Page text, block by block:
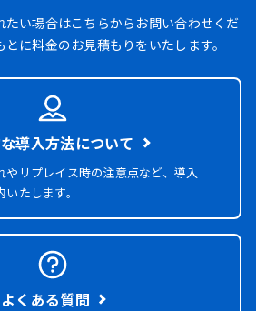
い場合はこちらからお問い合わせくだ
に料金のお見積もりをいたします。
導入方法について
やリプレイス時の注意点など、導入
たします。
よくある質問